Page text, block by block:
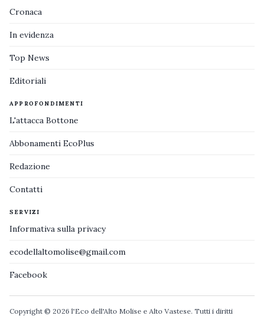
Cronaca
In evidenza
Top News
Editoriali
APPROFONDIMENTI
L'attacca Bottone
Abbonamenti EcoPlus
Redazione
Contatti
SERVIZI
Informativa sulla privacy
ecodellaltomolise@gmail.com
Facebook
Copyright © 2026 l'Eco dell'Alto Molise e Alto Vastese. Tutti i diritti